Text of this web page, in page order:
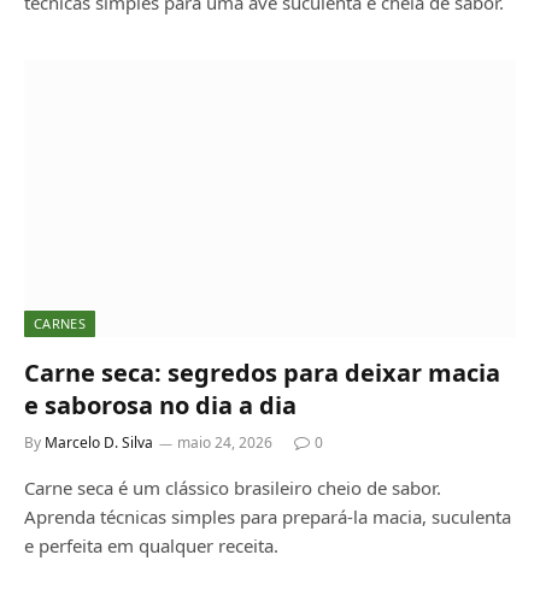
CARNES
Carne seca: segredos para deixar macia
e saborosa no dia a dia
By Marcelo D. Silva maio 24, 2026 0
Carne seca é um clássico brasileiro cheio de sabor.
Aprenda técnicas simples para prepará-la macia, suculenta
e perfeita em qualquer receita.